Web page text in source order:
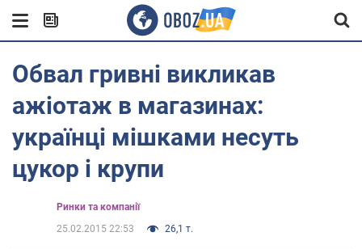
Обвал гривні викликав
ажіотаж в магазинах:
українці мішками несуть
цукор і крупи
Ринки та компанії
25.02.2015 22:53
26,1 т.